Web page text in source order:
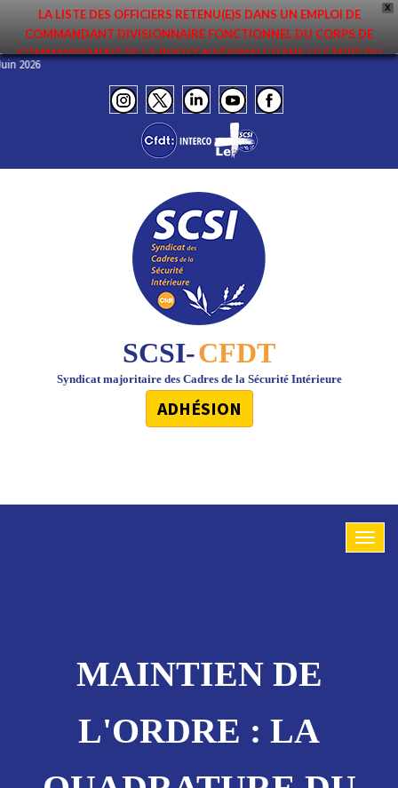
X
LA LISTE DES OFFICIERS RETENU(E)S DANS UN EMPLOI DE
COMMANDANT DIVISIONNAIRE FONCTIONNEL DU CORPS DE
COMMANDEMENT DE LA POLICE NATIONALE DANS LE CADRE DU
PREMIER MOUVEMENT 2026 A ÉTÉ DIFFUSÉE. ELLE EST DISPONIBLE EN
PAGES PROTÉGÉES DU SITE. FÉLICITATIONS AUX NOMMÉ(E)S !
– Juin 2026
SCSI-CFDT
Syndicat majoritaire des Cadres de la Sécurité Intérieure
ADHÉSION
MAINTIEN DE
L'ORDRE : LA